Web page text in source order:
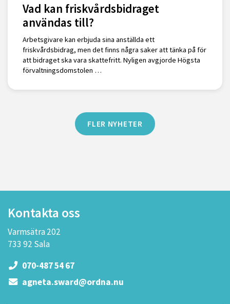
Vad kan friskvårdsbidraget
användas till?
Arbetsgivare kan erbjuda sina anställda ett
friskvårdsbidrag, men det finns några saker att tänka på för
att bidraget ska vara skattefritt. Nyligen avgjorde Högsta
förvaltningsdomstolen …
FLER NYHETER
Kontakta oss
Varmsätra 202
733 92 Sala
070-487 54 67
agneta.sward@ordna.nu